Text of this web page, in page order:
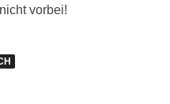
vorbei!